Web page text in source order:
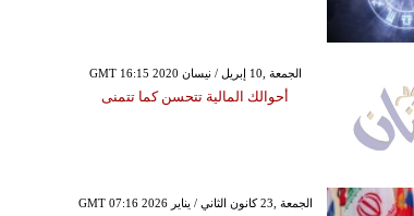
GMT 16:15 2020 الجمعة ,10 إبريل / نيسان
أحوالك المالية تتحسن كما تتمنى
GMT 07:16 2026 الجمعة ,23 كانون الثاني / يناير